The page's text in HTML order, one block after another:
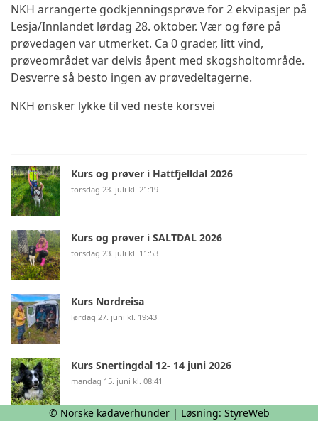
NKH arrangerte godkjenningsprøve for 2 ekvipasjer på
Lesja/Innlandet lørdag 28. oktober. Vær og føre på
prøvedagen var utmerket. Ca 0 grader, litt vind,
prøveområdet var delvis åpent med skogsholtområde.
Desverre så besto ingen av prøvedeltagerne.
NKH ønsker lykke til ved neste korsvei
Kurs og prøver i Hattfjelldal 2026
torsdag 23. juli kl. 21:19
Kurs og prøver i SALTDAL 2026
torsdag 23. juli kl. 11:53
Kurs Nordreisa
lørdag 27. juni kl. 19:43
Kurs Snertingdal 12- 14 juni 2026
mandag 15. juni kl. 08:41
© Norske kadaverhunder | Løsning: StyreWeb